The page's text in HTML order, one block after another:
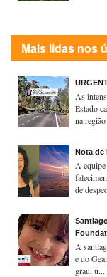
Mais lidas nos
As
Estado
na
Nota
A
de
A
e do
grau, u...